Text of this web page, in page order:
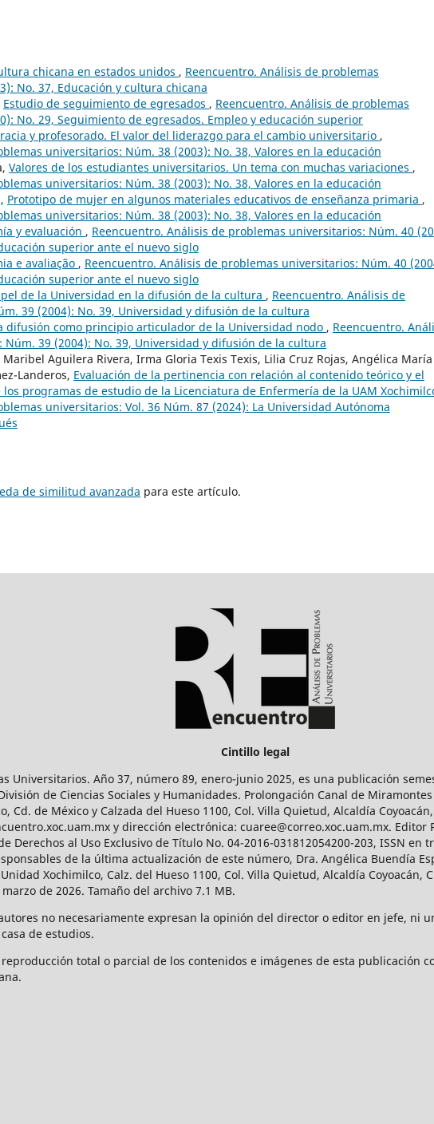
chicana en estados unidos , Reencuentro. Análisis de problemas
No. 37, Educación y cultura chicana
Estudio de seguimiento de egresados , Reencuentro. Análisis de problemas
No. 29, Seguimiento de egresados. Empleo y educación superior
y profesorado. El valor del liderazgo para el cambio universitario ,
universitarios: Núm. 38 (2003): No. 38, Valores en la educación
Valores de los estudiantes universitarios. Un tema con muchas variaciones ,
universitarios: Núm. 38 (2003): No. 38, Valores en la educación
Prototipo de mujer en algunos materiales educativos de enseñanza primaria ,
universitarios: Núm. 38 (2003): No. 38, Valores en la educación
y evaluación , Reencuentro. Análisis de problemas universitarios: Núm. 40
superior ante el nuevo siglo
e avaliação , Reencuentro. Análisis de problemas universitarios: Núm. 40
superior ante el nuevo siglo
de la Universidad en la difusión de la cultura , Reencuentro. Análisis de
39 (2004): No. 39, Universidad y difusión de la cultura
difusión como principio articulador de la Universidad nodo , Reencuentro.
39 (2004): No. 39, Universidad y difusión de la cultura
Maribel Aguilera Rivera, Irma Gloria Texis Texis, Lilia Cruz Rojas, Angélica María
Landeros, Evaluación de la pertinencia con relación al contenido teórico y el
programas de estudio de la Licenciatura de Enfermería de la UAM
universitarios: Vol. 36 Núm. 87 (2024): La Universidad Autónoma
de similitud avanzada para este artículo.
Cintillo legal
Universitarios. Año 37, número 89, enero-junio 2025, es una publicación
de Ciencias Sociales y Humanidades. Prolongación Canal de Miramontes
Cd. de México y Calzada del Hueso 1100, Col. Villa Quietud, Alcaldía
y dirección electrónica: cuaree@correo.xoc.uam.mx. Editor
Derechos al Uso Exclusivo de Título No. 04-2016-031812054200-203, ISSN
de la última actualización de este número, Dra. Angélica Buendía
Xochimilco, Calz. del Hueso 1100, Col. Villa Quietud, Alcaldía Coyoacán,
de 2026. Tamaño del archivo 7.1 MB.
no necesariamente expresan la opinión del director o editor en jefe, ni
de estudios.
total o parcial de los contenidos e imágenes de esta publicación